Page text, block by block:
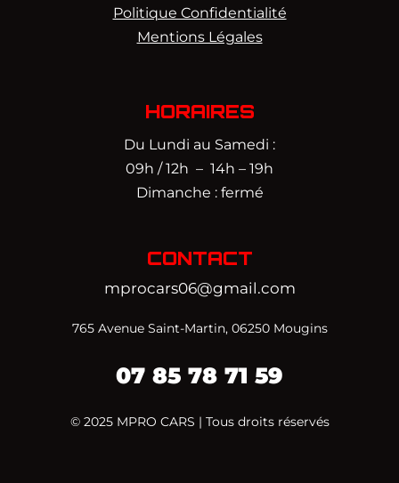
Politique Confidentialité
Mentions Légales
HORAIRES
Du Lundi au Samedi :
09h / 12h – 14h – 19h
Dimanche : fermé
CONTACT
mprocars06@gmail.com
765 Avenue Saint-Martin, 06250 Mougins
07 85 78 71 59‬
© 2025 MPRO CARS | Tous droits réservés